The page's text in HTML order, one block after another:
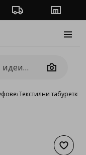
Проследяване на
Camera
›Текстилни табуретки